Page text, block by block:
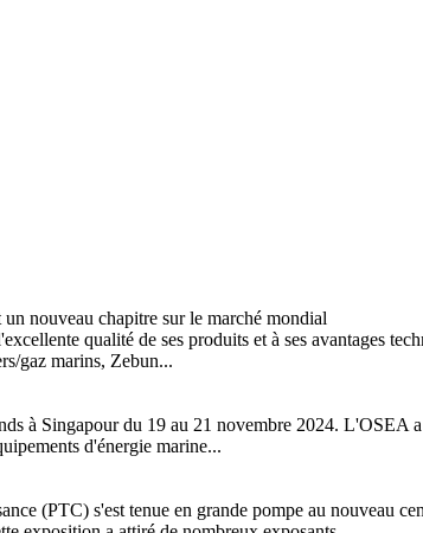
nouveau chapitre sur le marché mondial
qualité de ses produits et à ses avantages
gaz marins, Zebun...
à Singapour du 19 au 21 novembre 2024. L'OSEA
d'énergie marine...
(PTC) s'est tenue en grande pompe au nouveau